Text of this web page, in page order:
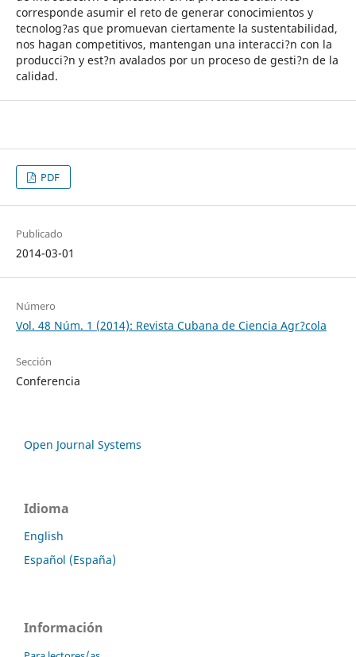
corresponde asumir el reto de generar conocimientos y
tecnolog?as que promuevan ciertamente la sustentabilidad,
nos hagan competitivos, mantengan una interacci?n con la
producci?n y est?n avalados por un proceso de gesti?n de la
calidad.
PDF
Publicado
2014-03-01
Número
Vol. 48 Núm. 1 (2014): Revista Cubana de Ciencia Agr?cola
Sección
Conferencia
Open Journal Systems
Idioma
English
Español (España)
Información